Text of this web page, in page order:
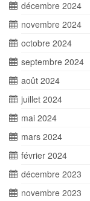
décembre 2024
novembre 2024
octobre 2024
septembre 2024
août 2024
juillet 2024
mai 2024
mars 2024
février 2024
décembre 2023
novembre 2023